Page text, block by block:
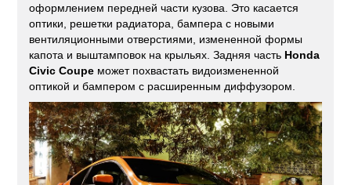
оформлением передней части кузова. Это касается
оптики, решетки радиатора, бампера с новыми
вентиляционными отверстиями, измененной формы
капота и выштамповок на крыльях. Задняя часть Honda
Civic Coupe может похвастать видоизмененной
оптикой и бампером с расширенным диффузором.